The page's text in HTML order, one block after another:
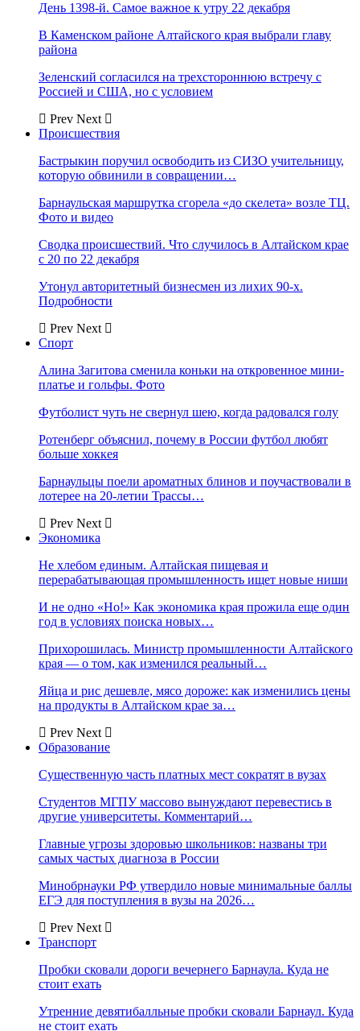
День 1398-й. Самое важное к утру 22 декабря
В Каменском районе Алтайского края выбрали главу
района
Зеленский согласился на трехстороннюю встречу с
Россией и США, но с условием
Prev Next
Происшествия
Бастрыкин поручил освободить из СИЗО учительницу,
которую обвинили в совращении…
Барнаульская маршрутка сгорела «до скелета» возле ТЦ.
Фото и видео
Сводка происшествий. Что случилось в Алтайском крае
с 20 по 22 декабря
Утонул авторитетный бизнесмен из лихих 90-х.
Подробности
Prev Next
Спорт
Алина Загитова сменила коньки на откровенное мини-
платье и гольфы. Фото
Футболист чуть не свернул шею, когда радовался голу
Ротенберг объяснил, почему в России футбол любят
больше хоккея
Барнаульцы поели ароматных блинов и поучаствовали в
лотерее на 20-летии Трассы…
Prev Next
Экономика
Не хлебом единым. Алтайская пищевая и
перерабатывающая промышленность ищет новые ниши
И не одно «Но!» Как экономика края прожила еще один
год в условиях поиска новых…
Прихорошилась. Министр промышленности Алтайского
края — о том, как изменился реальный…
Яйца и рис дешевле, мясо дороже: как изменились цены
на продукты в Алтайском крае за…
Prev Next
Образование
Существенную часть платных мест сократят в вузах
Студентов МГПУ массово вынуждают перевестись в
другие университеты. Комментарий…
Главные угрозы здоровью школьников: названы три
самых частых диагноза в России
Минобрнауки РФ утвердило новые минимальные баллы
ЕГЭ для поступления в вузы на 2026…
Prev Next
Транспорт
Пробки сковали дороги вечернего Барнаула. Куда не
стоит ехать
Утренние девятибалльные пробки сковали Барнаул. Куда
не стоит ехать